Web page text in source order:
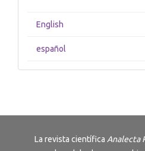
English
español
La revista científica Analecta